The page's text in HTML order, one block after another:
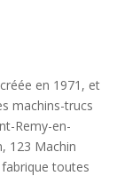
en 1971, et
machins-trucs
Remy-en-
123 Machin
toutes